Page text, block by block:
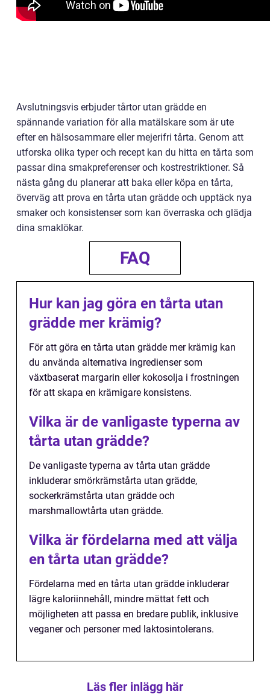
Avslutningsvis erbjuder tårtor utan grädde en
spännande variation för alla matälskare som är ute
efter en hälsosammare eller mejerifri tårta. Genom att
utforska olika typer och recept kan du hitta en tårta som
passar dina smakpreferenser och kostrestriktioner. Så
nästa gång du planerar att baka eller köpa en tårta,
överväg att prova en tårta utan grädde och upptäck nya
smaker och konsistenser som kan överraska och glädja
dina smaklökar.
FAQ
Hur kan jag göra en tårta utan
grädde mer krämig?
För att göra en tårta utan grädde mer krämig kan
du använda alternativa ingredienser som
växtbaserat margarin eller kokosolja i frostningen
för att skapa en krämigare konsistens.
Vilka är de vanligaste typerna av
tårta utan grädde?
De vanligaste typerna av tårta utan grädde
inkluderar smörkrämstårta utan grädde,
sockerkrämstårta utan grädde och
marshmallowtårta utan grädde.
Vilka är fördelarna med att välja
en tårta utan grädde?
Fördelarna med en tårta utan grädde inkluderar
lägre kaloriinnehåll, mindre mättat fett och
möjligheten att passa en bredare publik, inklusive
veganer och personer med laktosintolerans.
Läs fler inlägg här